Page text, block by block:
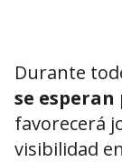
Durante
se
favorecerá
visibilidad